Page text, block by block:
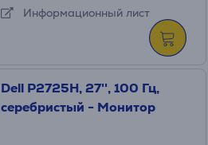
Информационный лист
Dell P2725H, 27'', 100 Гц,
серебристый - Монитор